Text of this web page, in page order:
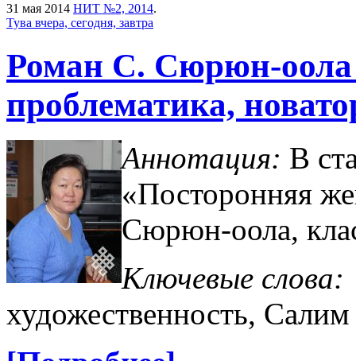
31 мая 2014 НИТ №2, 2014.
Тува вчера, сегодня, завтра
Роман С. Сюрюн-
проблематика,
Аннотация: В
«Посторонняя
Сюрюн-оола,
Ключевые
художественность,